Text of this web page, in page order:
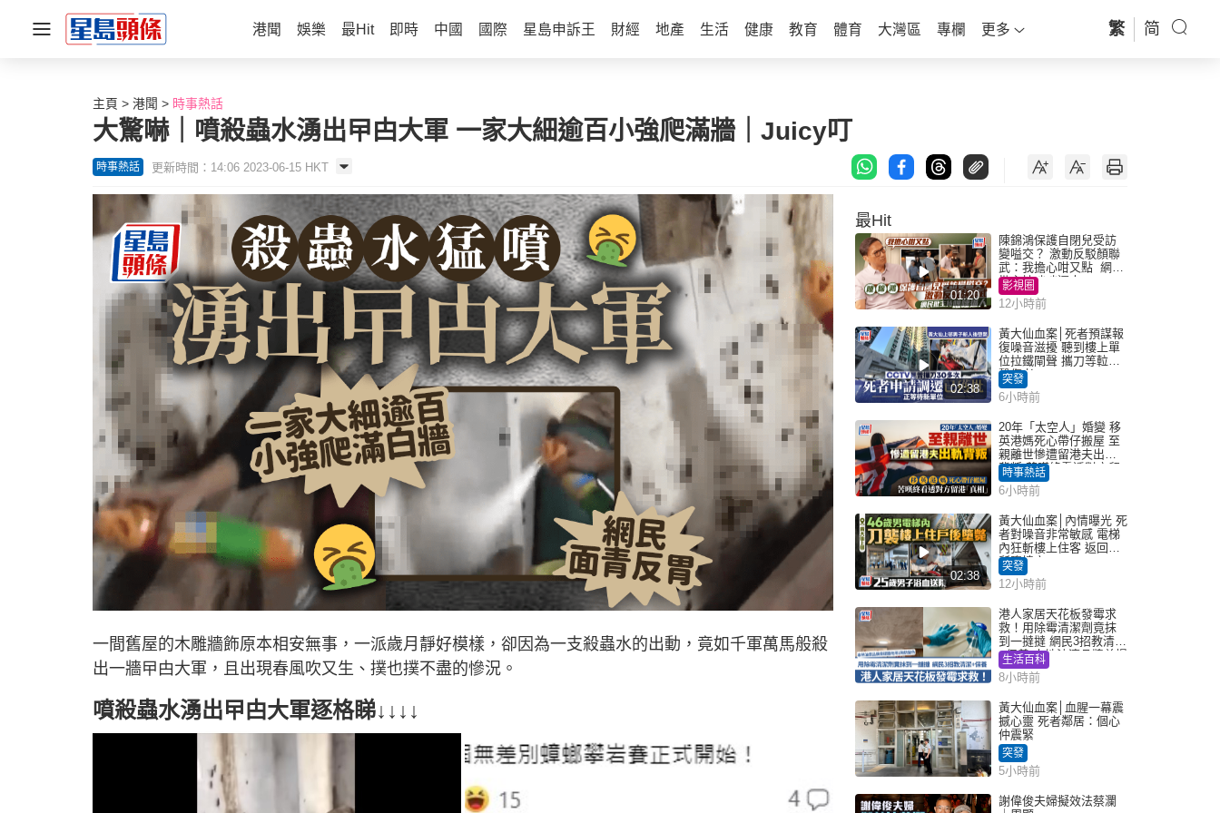
港聞 娛樂 最Hit 即時 中國 國際 星島申訴王 財經 地產 生活 健康 教育 體育 大灣區 專欄 更多 繁 简
主頁 港聞 時事熱話
大驚嚇｜噴殺蟲水湧出曱甴大軍 一家大細逾百小強爬滿牆｜Juicy叮
時事熱話 更新時間：14:06 2023-06-15 HKT
一間舊屋的木雕牆飾原本相安無事，一派歲月靜好模樣，卻因為一支殺蟲水的出動，竟如千軍萬馬般殺
出一牆曱甴大軍，且出現春風吹又生、撲也撲不盡的慘況。
噴殺蟲水湧出曱甴大軍逐格睇↓↓↓↓
最Hit
01:20
陳錦鴻保護自閉兒受訪
變嗌交？ 激動反駁顏聯
武：我擔心咁又點 網民
批主持咄咄逼人
影視圈
12小時前
02:38
黃大仙血案│死者預謀報
復噪音滋擾 聽到樓上單
位拉鐵閘聲 攜刀等𨋢伏
擊傷者
突發
6小時前
20年「太空人」婚變 移
英港媽死心帶仔搬屋 至
親離世慘遭留港夫出軌
背叛 苦嘆終看透對方留
港「真相」｜Juicy叮
時事熱話
6小時前
02:38
黃大仙血案│內情曝光 死
者對噪音非常敏感 電梯
內狂斬樓上住客 返回住
所墮樓亡
突發
12小時前
港人家居天花板發霉求
救！用除霉清潔劑竟抹
到一撻撻 網民3招教清潔
+保養 本地油漆品牌曾提
醒勿用1物防變色
生活百科
8小時前
黃大仙血案│血腥一幕震
撼心靈 死者鄰居：個心
仲震緊
突發
5小時前
謝偉俊夫婦擬效法蔡瀾